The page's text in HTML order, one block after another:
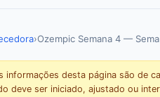
›Ozempic Semana 4 —
informações desta página são de
deve ser iniciado, ajustado ou